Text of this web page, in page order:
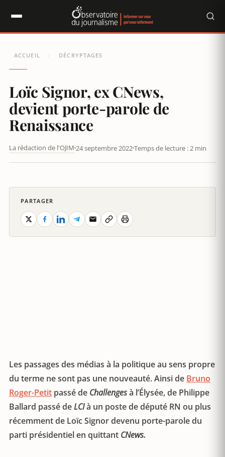
ACCUEIL / DÉCRYPTAGES
Loïc Signor, ex CNews,
devient porte-parole de
Renaissance
La rédaction de l'OJIM 24 septembre 2022Temps de lecture : 2 min
Les passages des médias à la politique au sens propre
du terme ne sont pas une nouveauté. Ainsi de Bruno
Roger-Petit passé de Challengesà l’Élysée, de Philippe
Ballard passé deLCIà un poste de député RN ou plus
récemment de Loïc Signor devenu porte-parole du
parti présidentiel en quittant CNews.
PARTAGER
Panneau de gestion des cookies